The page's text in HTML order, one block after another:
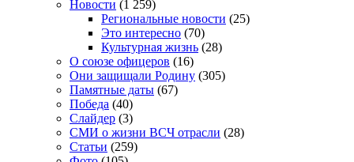
Новости (1 259)
Региональные новости (25)
Это интересно (70)
Культурная жизнь (28)
О союзе офицеров (16)
Они защищали Родину (305)
Памятные даты (67)
Победа (40)
Слайдер (3)
СМИ о жизни ВСЧ отрасли (28)
Статьи (259)